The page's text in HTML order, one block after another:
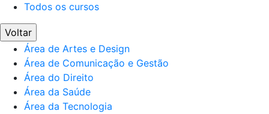
Todos os cursos
Voltar
Área de Artes e Design
Área de Comunicação e Gestão
Área do Direito
Área da Saúde
Área da Tecnologia